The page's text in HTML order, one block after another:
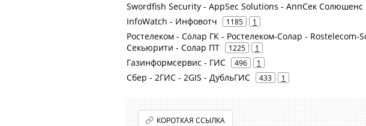
Swordfish Security - AppSec Solutions - АппСек Солюшенс
InfoWatch - Инфовотч 1185 1
Ростелеком - Сόлар ГК - Ростелеком-Солар -
Секьюрити - Солар ПТ
1225 1
Газинформсервис - ГИС 496 1
Сбер - 2ГИС - 2GIS - ДубльГИС 433 1
КОРОТКАЯ ССЫЛКА